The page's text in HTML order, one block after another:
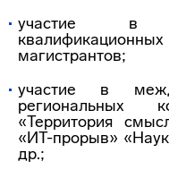
участие в
магистрантов;
участие в
региональных
«Территория
«ИТ-прорыв»
др.;